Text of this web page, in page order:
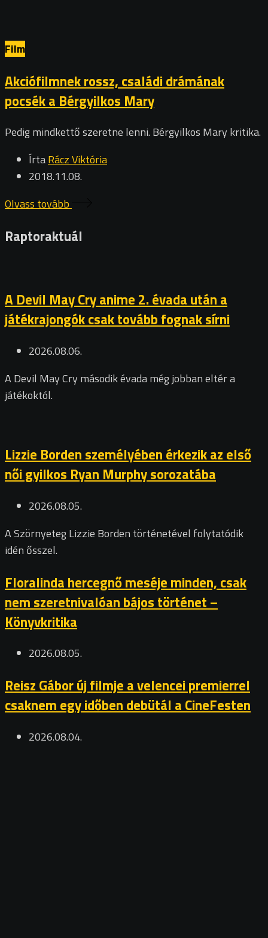
Film
Akciófilmnek rossz, családi drámának
pocsék a Bérgyilkos Mary
Pedig mindkettő szeretne lenni. Bérgyilkos Mary kritika.
ÍrtaRácz Viktória
2018.11.08.
Olvass tovább
Raptoraktuál
A Devil May Cry anime 2. évada után a
játékrajongók csak tovább fognak sírni
2026.08.06.
A Devil May Cry második évada még jobban eltér a
játékoktól.
Lizzie Borden személyében érkezik az első
női gyilkos Ryan Murphy sorozatába
2026.08.05.
A Szörnyeteg Lizzie Borden történetével folytatódik
idén ősszel.
Floralinda hercegnő meséje minden, csak
nem szeretnivalóan bájos történet –
Könyvkritika
2026.08.05.
Reisz Gábor új filmje a velencei premierrel
csaknem egy időben debütál a CineFesten
2026.08.04.